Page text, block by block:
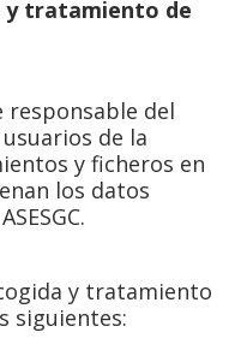
y tratamiento de
responsable del
de la
y ficheros en
los datos
y tratamiento
siguientes: